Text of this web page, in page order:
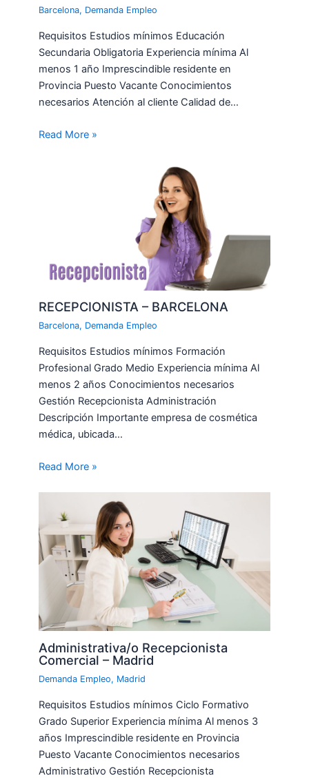
Barcelona, Demanda Empleo
Requisitos Estudios mínimos Educación
Secundaria Obligatoria Experiencia mínima Al
menos 1 año Imprescindible residente en
Provincia Puesto Vacante Conocimientos
necesarios Atención al cliente Calidad de…
Read More »
RECEPCIONISTA – BARCELONA
Barcelona, Demanda Empleo
Requisitos Estudios mínimos Formación
Profesional Grado Medio Experiencia mínima Al
menos 2 años Conocimientos necesarios
Gestión Recepcionista Administración
Descripción Importante empresa de cosmética
médica, ubicada…
Read More »
Administrativa/o Recepcionista
Comercial – Madrid
Demanda Empleo, Madrid
Requisitos Estudios mínimos Ciclo Formativo
Grado Superior Experiencia mínima Al menos 3
años Imprescindible residente en Provincia
Puesto Vacante Conocimientos necesarios
Administrativo Gestión Recepcionista